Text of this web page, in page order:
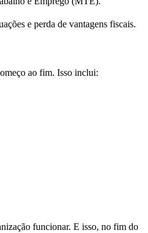
e perda de vantagens fiscais.
ao fim. Isso inclui:
funcionar. E isso, no fim do